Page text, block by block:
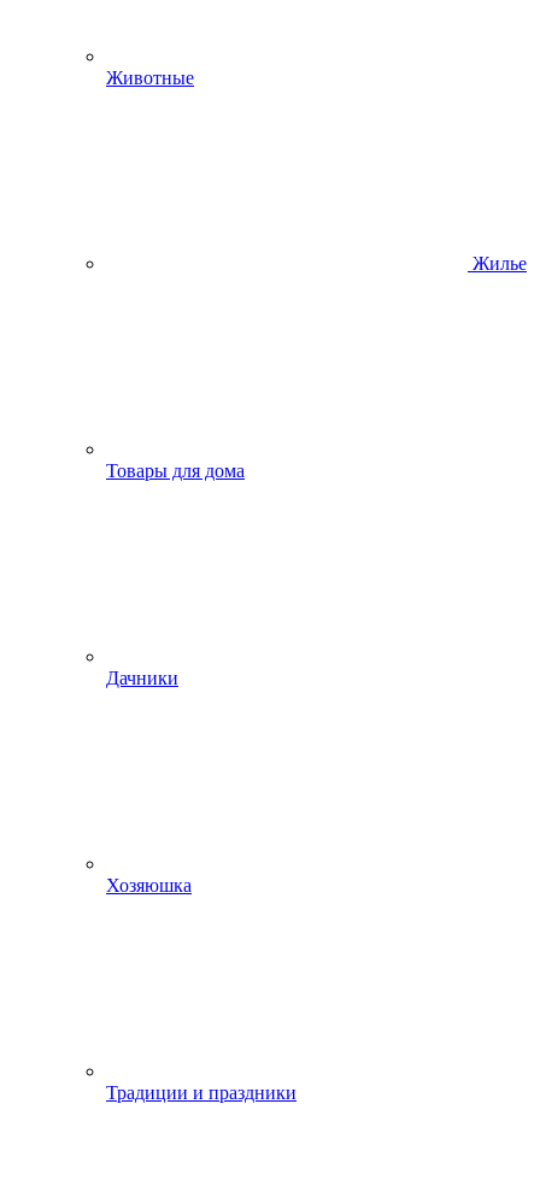
Животные
Жилье
Товары для дома
Дачники
Хозяюшка
Традиции и праздники